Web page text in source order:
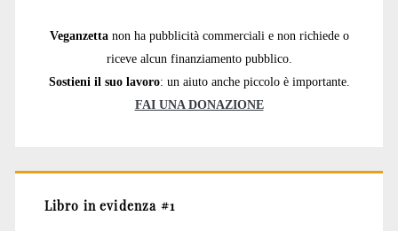
Veganzetta non ha pubblicità commerciali e non richiede o
riceve alcun finanziamento pubblico.
Sostieni il suo lavoro: un aiuto anche piccolo è importante.
FAI UNA DONAZIONE
Libro in evidenza #1